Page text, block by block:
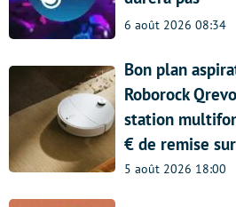
6 août 2026 08:34
Bon plan
Roborock
station
€ de remise
5 août 2026 18:00